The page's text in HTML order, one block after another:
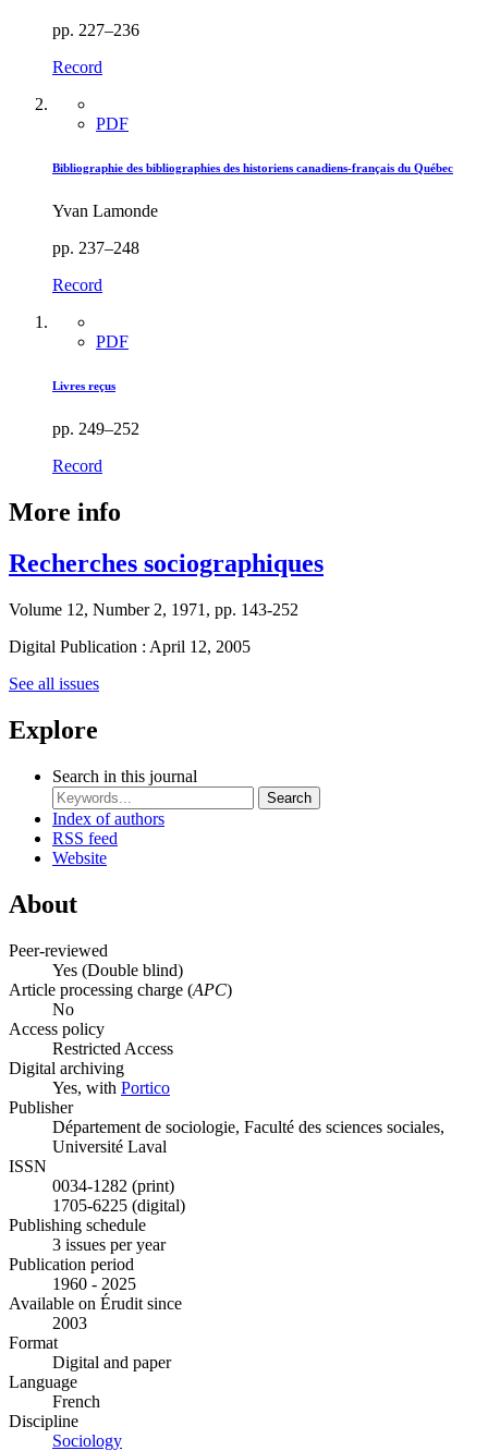
pp. 227–236
Record
PDF
Bibliographie des bibliographies des historiens canadiens-français du Québec
Yvan Lamonde
pp. 237–248
Record
PDF
Livres reçus
pp. 249–252
Record
More info
Recherches sociographiques
Volume 12, Number 2, 1971, pp. 143-252
Digital Publication : April 12, 2005
See all issues
Explore
Search in this journal
Search
Index of authors
RSS feed
Website
About
Peer-reviewed
Yes (Double blind)
Article processing charge (APC)
No
Access policy
Restricted Access
Digital archiving
Yes, with Portico
Publisher
Département de sociologie, Faculté des sciences sociales,
Université Laval
ISSN
0034-1282 (print)
1705-6225 (digital)
Publishing schedule
3 issues per year
Publication period
1960 - 2025
Available on Érudit since
2003
Format
Digital and paper
Language
French
Discipline
Sociology